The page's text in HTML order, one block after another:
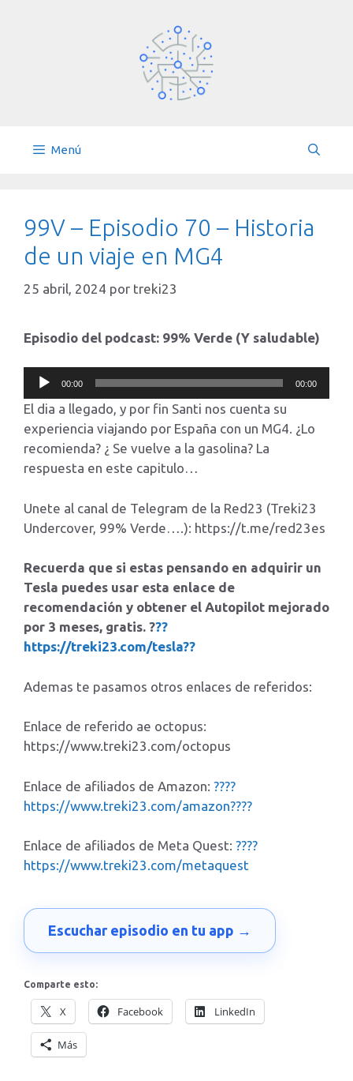
Menú
99V – Episodio 70 – Historia
de un viaje en MG4
25 abril, 2024 por treki23
Episodio del podcast: 99% Verde (Y saludable)
Reproductor
de
audio
00:00 00:00
El dia a llegado, y por fin Santi nos cuenta su
experiencia viajando por España con un MG4. ¿Lo
recomienda? ¿ Se vuelve a la gasolina? La
respuesta en este capitulo…
Unete al canal de Telegram de la Red23 (Treki23
Undercover, 99% Verde….): https://t.me/red23es
Recuerda que si estas pensando en adquirir un
Tesla puedes usar esta enlace de
recomendación y obtener el Autopilot mejorado
por 3 meses, gratis. ???
https://treki23.com/tesla??
Ademas te pasamos otros enlaces de referidos:
Enlace de referido ae octopus:
https://www.treki23.com/octopus
Enlace de afiliados de Amazon: ????
https://www.treki23.com/amazon????
Enlace de afiliados de Meta Quest: ????
https://www.treki23.com/metaquest
Escuchar episodio en tu app →
Comparte esto:
X Facebook LinkedIn
Más